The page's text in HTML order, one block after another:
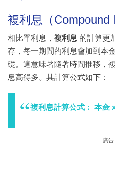
複利息（Compound
相比單利息， 複利息 的計算更
存，每一期間的利息會加到本
礎。這意味著隨著時間推移，
息高得多。其計算公式如下：
複利息計算公式： 本金 x
廣告